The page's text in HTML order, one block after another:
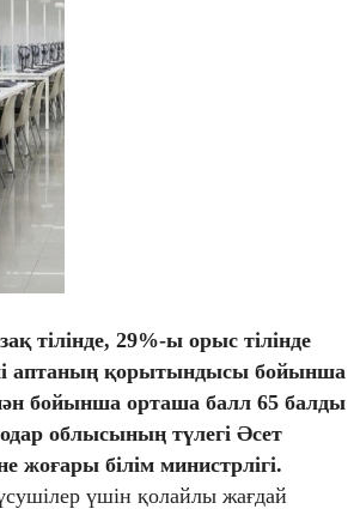
тілінде, 29%-ы орыс тілінде
аптаның қорытындысы бойынша
бойынша орташа балл 65 балды
облысының түлегі Әсет
білім министрлігі.
үшін қолайлы жағдай